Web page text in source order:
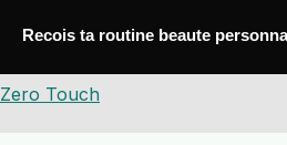
Zero Touch
Recois ta routine beaute